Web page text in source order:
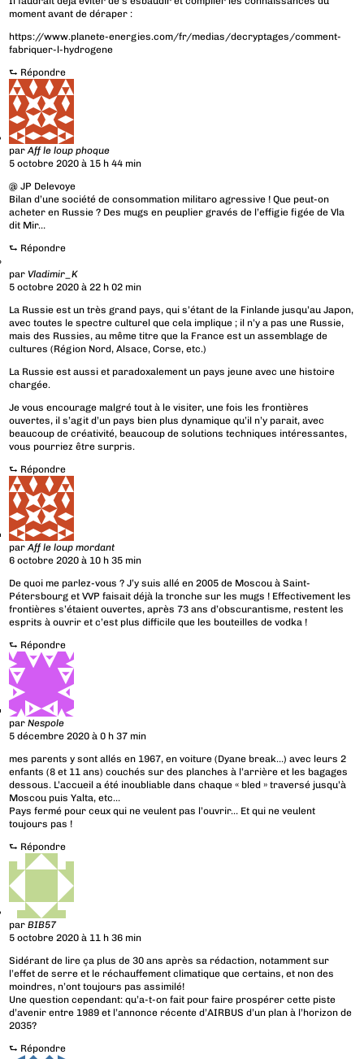
moment avant de déraper :
https://www.planete-energies.com/fr/medias/decryptages/comment-
fabriquer-l-hydrogene
⮑ Répondre
parAff le loup phoque
5 octobre 2020 à 15 h 44 min
@ JP Delevoye
Bilan d’une société de consommation militaro agressive ! Que peut-on
acheter en Russie ? Des mugs en peuplier gravés de l’effigie figée de Vla
dit Mir…
⮑ Répondre
parVladimir_K
5 octobre 2020 à 22 h 02 min
La Russie est un très grand pays, qui s’étant de la Finlande jusqu’au Japon,
avec toutes le spectre culturel que cela implique ; il n’y a pas une Russie,
mais des Russies, au même titre que la France est un assemblage de
cultures (Région Nord, Alsace, Corse, etc.)
La Russie est aussi et paradoxalement un pays jeune avec une histoire
chargée.
Je vous encourage malgré tout à le visiter, une fois les frontières
ouvertes, il s’agit d’un pays bien plus dynamique qu’il n’y parait, avec
beaucoup de créativité, beaucoup de solutions techniques intéressantes,
vous pourriez être surpris.
⮑ Répondre
parAff le loup mordant
6 octobre 2020 à 10 h 35 min
De quoi me parlez-vous ? J’y suis allé en 2005 de Moscou à Saint-
Pétersbourg et VVP faisait déjà la tronche sur les mugs ! Effectivement les
frontières s’étaient ouvertes, après 73 ans d’obscurantisme, restent les
esprits à ouvrir et c’est plus difficile que les bouteilles de vodka !
⮑ Répondre
parNespole
5 décembre 2020 à 0 h 37 min
mes parents y sont allés en 1967, en voiture (Dyane break…) avec leurs 2
enfants (8 et 11 ans) couchés sur des planches à l’arrière et les bagages
dessous. L’accueil a été inoubliable dans chaque « bled » traversé jusqu’à
Moscou puis Yalta, etc…
Pays fermé pour ceux qui ne veulent pas l’ouvrir… Et qui ne veulent
toujours pas !
⮑ Répondre
parBIB57
5 octobre 2020 à 11 h 36 min
Sidérant de lire ça plus de 30 ans après sa rédaction, notamment sur
l’effet de serre et le réchauffement climatique que certains, et non des
moindres, n’ont toujours pas assimilé!
Une question cependant: qu’a-t-on fait pour faire prospérer cette piste
d’avenir entre 1989 et l’annonce récente d’AIRBUS d’un plan à l’horizon de
2035?
⮑ Répondre